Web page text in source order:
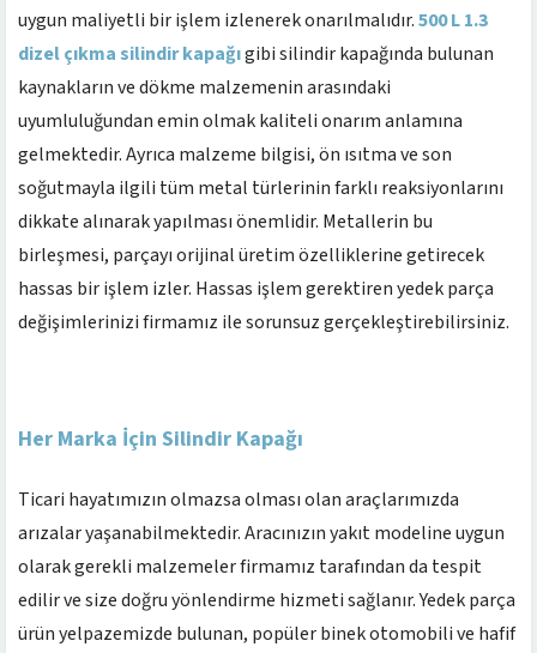
uygun maliyetli bir işlem izlenerek onarılmalıdır.500 L 1.3
dizel çıkma silindir kapağıgibi silindir kapağında bulunan
kaynakların ve dökme malzemenin arasındaki
uyumluluğundan emin olmak kaliteli onarım anlamına
gelmektedir. Ayrıca malzeme bilgisi, ön ısıtma ve son
soğutmayla ilgili tüm metal türlerinin farklı reaksiyonlarını
dikkate alınarak yapılması önemlidir. Metallerin bu
birleşmesi, parçayı orijinal üretim özelliklerine getirecek
hassas bir işlem izler. Hassas işlem gerektiren yedek parça
değişimlerinizi firmamız ile sorunsuz gerçekleştirebilirsiniz.
Her Marka İçin Silindir Kapağı
Ticari hayatımızın olmazsa olması olan araçlarımızda
arızalar yaşanabilmektedir. Aracınızın yakıt modeline uygun
olarak gerekli malzemeler firmamız tarafından da tespit
edilir ve size doğru yönlendirme hizmeti sağlanır. Yedek parça
ürün yelpazemizde bulunan, popüler binek otomobili ve hafif